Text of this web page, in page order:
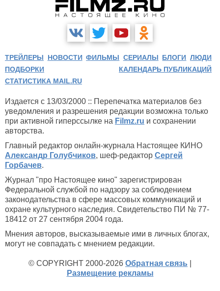
ТРЕЙЛЕРЫ НОВОСТИ ФИЛЬМЫ СЕРИАЛЫ БЛОГИ ЛЮДИ
ПОДБОРКИ
КАЛЕНДАРЬ ПУБЛИКАЦИЙ
СТАТИСТИКА MAIL.RU
Издается с 13/03/2000 :: Перепечатка материалов без
уведомления и разрешения редакции возможна только
при активной гиперссылке на Filmz.ru и сохранении
авторства.
Главный редактор онлайн-журнала Настоящее КИНО
Александр Голубчиков, шеф-редактор Сергей
Горбачев.
Журнал "про Настоящее кино" зарегистрирован
Федеральной службой по надзору за соблюдением
законодательства в сфере массовых коммуникаций и
охране культурного наследия. Свидетельство ПИ № 77-
18412 от 27 сентября 2004 года.
Мнения авторов, высказываемые ими в личных блогах,
могут не совпадать с мнением редакции.
© COPYRIGHT 2000-2026 Обратная связь
Размещение рекламы